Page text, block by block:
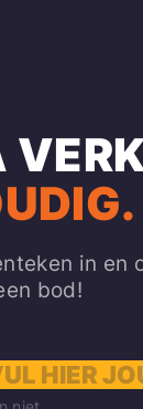
in en
bod!